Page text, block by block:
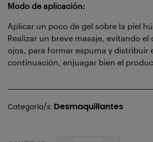
Modo de aplicación:
Aplicar un poco de gel sobre la piel
Realizar un breve masaje, evitando
ojos, para formar espuma y distribuir
continuación, enjuagar bien el
Categoría/s: Desmaquillantes